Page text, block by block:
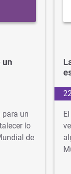
un
para un
lo
de